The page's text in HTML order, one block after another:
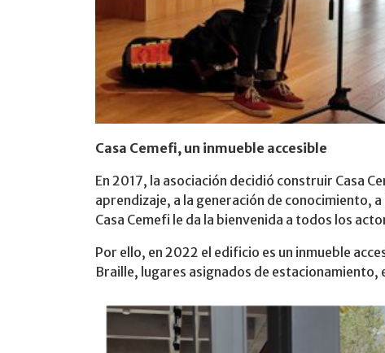
Casa Cemefi, un inmueble accesible
En 2017, la asociación decidió construir Casa
aprendizaje, a la generación de conocimiento,
Casa Cemefi le da la bienvenida a todos los
Por ello, en 2022 el edificio es un inmueble
Braille, lugares asignados de